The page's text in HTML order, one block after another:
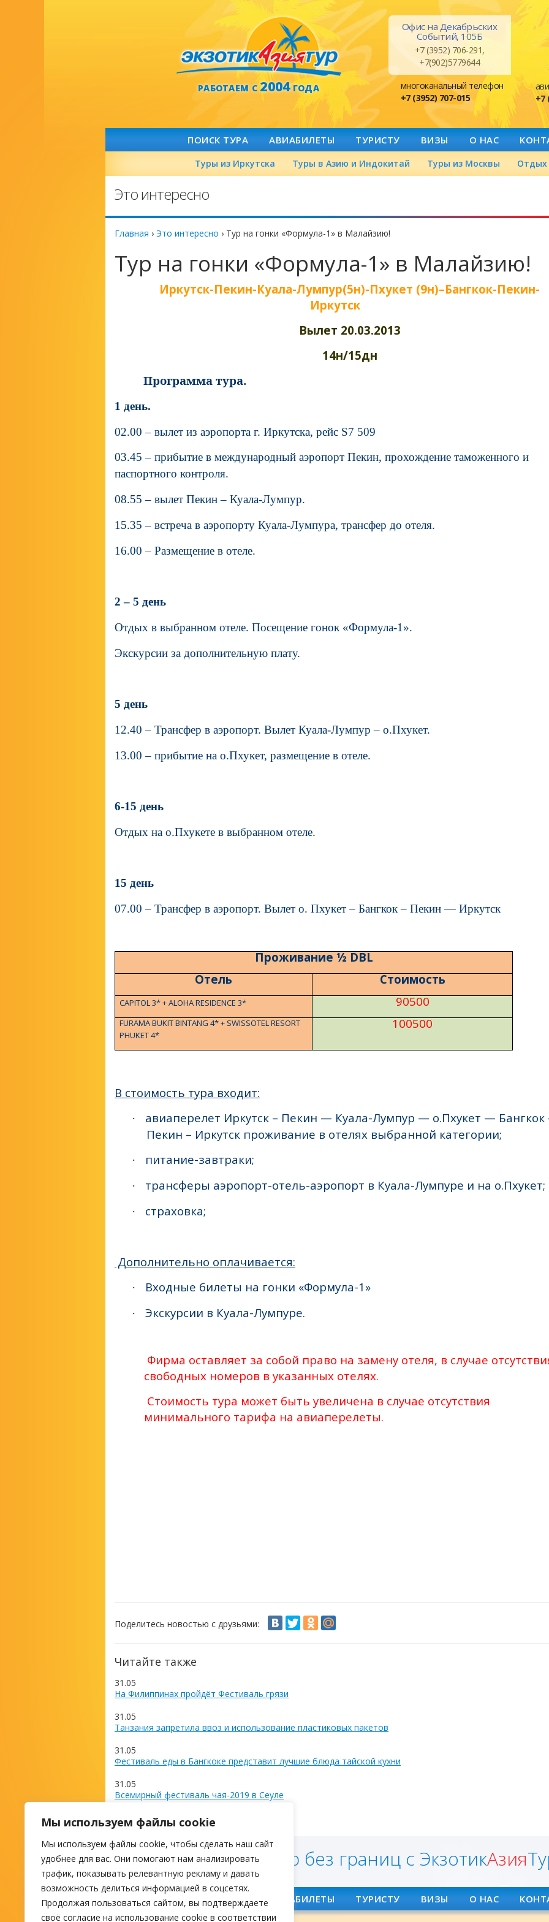
Мы используем файлы cookie
Мы используем файлы cookie, чтобы сделать наш сайт
удобнее для вас. Они помогают нам анализировать
трафик, показывать релевантную рекламу и давать
возможность делиться информацией в соцсетях.
Продолжая пользоваться сайтом, вы подтверждаете
своё согласие на использование cookie в соответствии
РАБОТАЕМ С2004ГОДА
Офис на Декабрьских
Событий, 105Б
+7 (3952) 706-291,
+7(902)5779644
многоканальный телефон
+7 (3952) 707-015
+7
ПОИСК ТУРА АВИАБИЛЕТЫ ТУРИСТУ ВИЗЫ О НАС
Туры из Иркутска Туры в Азию и Индокитай Туры из Москвы Отдых
Это интересно
Главная › Это интересно › Тур на гонки «Формула-1» в Малайзию!
Тур на гонки «Формула-1» в Малайзию!
Иркутск-Пекин-Куала-Лумпур(5н)-Пхукет (9н)–Бангкок-Пекин-
Иркутск
Вылет 20.03.2013
14н/15дн
Программа тура.
1 день.
02.00 – вылет из аэропорта г. Иркутска, рейс S7 509
03.45 – прибытие в международный аэропорт Пекин, прохождение таможенного и
паспортного контроля.
08.55 – вылет Пекин – Куала-Лумпур.
15.35 – встреча в аэропорту Куала-Лумпура, трансфер до отеля.
16.00 – Размещение в отеле.
2 – 5 день
Отдых в выбранном отеле. Посещение гонок «Формула-1».
Экскурсии за дополнительную плату.
5 день
12.40 – Трансфер в аэропорт. Вылет Куала-Лумпур – о.Пхукет.
13.00 – прибытие на о.Пхукет, размещение в отеле.
6-15 день
Отдых на о.Пхукете в выбранном отеле.
15 день
07.00 – Трансфер в аэропорт. Вылет о. Пхукет – Бангкок – Пекин — Иркутск
Проживание ½DBL
Отель
Стоимость
CAPITOL 3* + ALOHA RESIDENCE 3* 90500
FURAMA BUKIT BINTANG 4* + SWISSOTEL RESORT
PHUKET 4*
100500
В стоимость тура входит:
·
авиаперелет Иркутск – Пекин — Куала-Лумпур — о.Пхукет — Бангкок
Пекин – Иркутск проживание в отелях выбранной категории;
· питание-завтраки;
· трансферы аэропорт-отель-аэропорт в Куала-Лумпуре и на о.Пхукет;
· страховка;
Дополнительно оплачивается:
· Входные билеты на гонки «Формула-1»
· Экскурсии в Куала-Лумпуре.
Фирма оставляет за собой право на замену отеля, в случае
свободных номеров в указанных отелях.
Стоимость тура может быть увеличена в случае отсутствия
минимального тарифа на авиаперелеты.
Поделитесь новостью с друзьями:
Читайте также
31.05
На Филиппинах пройдёт Фестиваль грязи
31.05
Танзания запретила ввоз и использование пластиковых пакетов
31.05
Фестиваль еды в Бангкоке представит лучшие блюда тайской кухни
31.05
Всемирный фестиваль чая-2019 в Сеуле
27.05
Коста-Рика отменила визы для россиян
Мир без границ с ЭкзотикАзия
ПОИСК ТУРА АВИАБИЛЕТЫ ТУРИСТУ ВИЗЫ О НАС